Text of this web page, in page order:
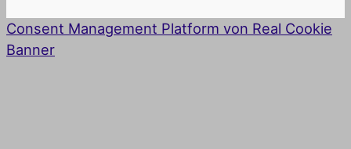
Consent Management Platform von Real Cookie
Banner